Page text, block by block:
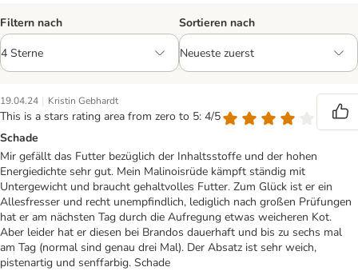
Filtern nach Sortieren nach
19.04.24 | Kristin Gebhardt
This is a stars rating area from zero to 5: 4/5
Schade
Mir gefällt das Futter bezüglich der Inhaltsstoffe und der hohen
Energiedichte sehr gut. Mein Malinoisrüde kämpft ständig mit
Untergewicht und braucht gehaltvolles Futter. Zum Glück ist er ein
Allesfresser und recht unempfindlich, lediglich nach großen Prüfungen
hat er am nächsten Tag durch die Aufregung etwas weicheren Kot.
Aber leider hat er diesen bei Brandos dauerhaft und bis zu sechs mal
am Tag (normal sind genau drei Mal). Der Absatz ist sehr weich,
pistenartig und senffarbig. Schade